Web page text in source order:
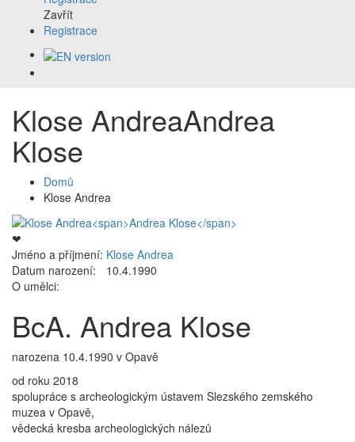
Zavřít
Registrace
Klose AndreaAndrea
Klose
Domů
Klose Andrea
❤
Jméno a příjmení: Klose Andrea
Datum narození:
10.4.1990
O umělci:
BcA. Andrea Klose
narozena 10.4.1990 v Opavě
od roku 2018
spolupráce s archeologickým ústavem Slezského zemského
muzea v Opavě,
vědecká kresba archeologických nálezů